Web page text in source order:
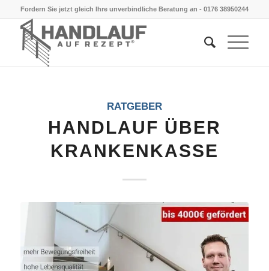
Fordern Sie jetzt gleich Ihre unverbindliche Beratung an - 0176 38950244
RATGEBER
HANDLAUF ÜBER
KRANKENKASSE